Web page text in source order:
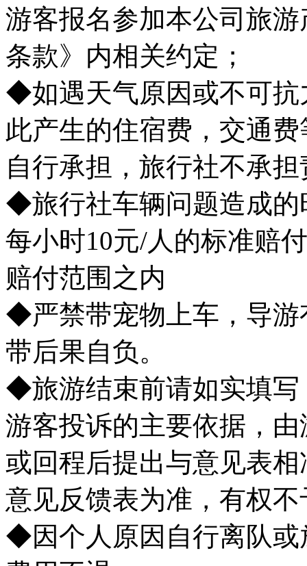
游客报名参加本公司旅
条款》内相关约定；
◆如遇天气原因或不可抗
此产生的住宿费，交通
自行承担，旅行社不承
◆旅行社车辆问题造成的
每小时10元/人的标准赔
赔付范围之内
◆严禁带宠物上车，导游
带后果自负。
◆旅游结束前请如实填写
游客投诉的主要依据，
或回程后提出与意见表
意见反馈表为准，有权
◆因个人原因自行离队或